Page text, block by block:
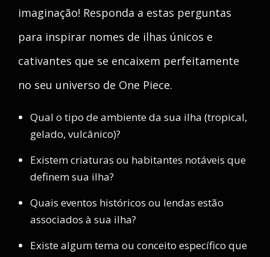
imaginação! Responda a estas perguntas
para inspirar nomes de ilhas únicos e
cativantes que se encaixem perfeitamente
no seu universo de One Piece.
Qual o tipo de ambiente da sua ilha (tropical,
gelado, vulcânico)?
Existem criaturas ou habitantes notáveis que
definem sua ilha?
Quais eventos históricos ou lendas estão
associados à sua ilha?
Existe algum tema ou conceito específico que